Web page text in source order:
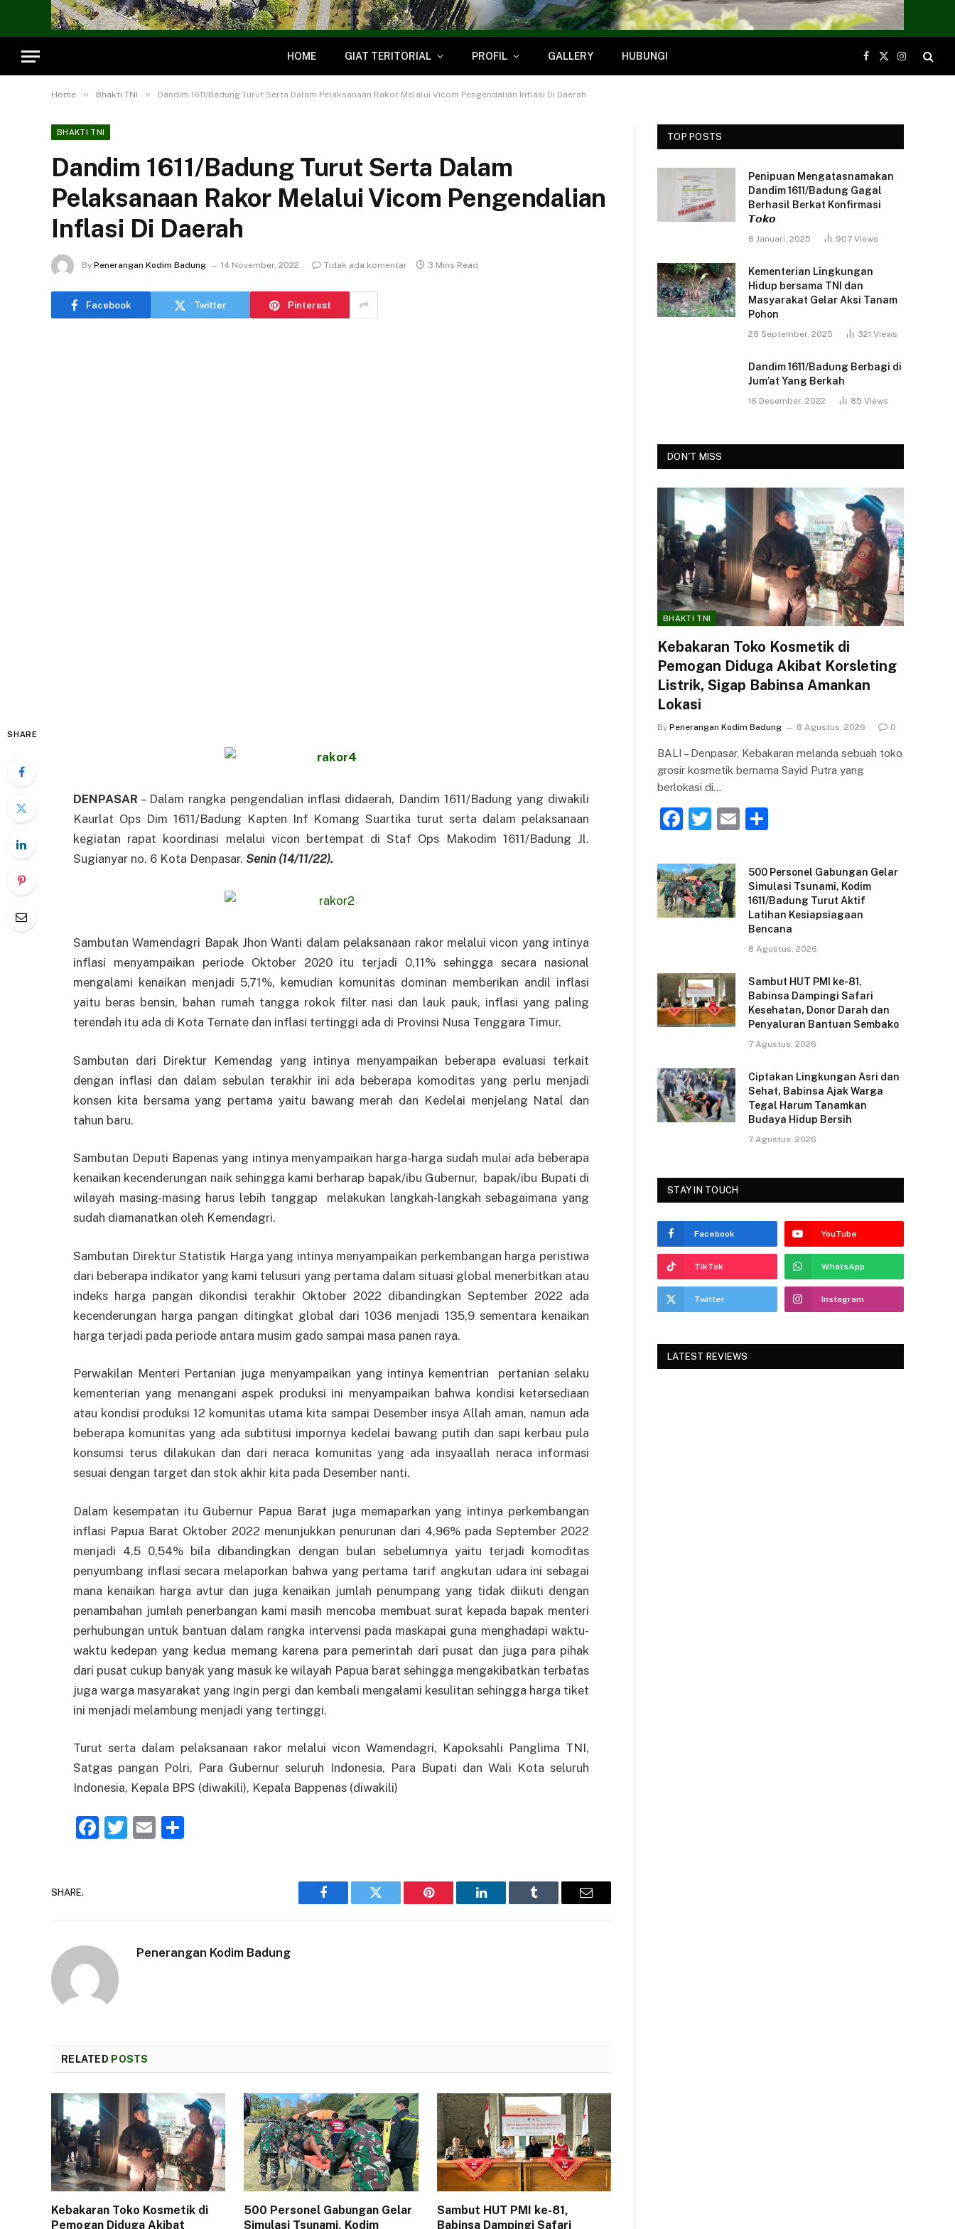
HOME GIAT TERITORIAL PROFIL GALLERY HUBUNGI
Facebook
X
(Twitter)
Instagram
Home » Bhakti TNI » Dandim 1611/Badung Turut Serta Dalam Pelaksanaan Rakor Melalui Vicom Pengendalian Inflasi Di Daerah
BHAKTI TNI
Dandim 1611/Badung Turut Serta Dalam
Pelaksanaan Rakor Melalui Vicom Pengendalian
Inflasi Di Daerah
By Penerangan Kodim Badung 14 November, 2022 Tidak ada komentar 3 Mins Read
Facebook Twitter Pinterest
SHARE
DENPASAR – Dalam rangka pengendalian inflasi didaerah, Dandim 1611/Badung yang diwakili
Kaurlat Ops Dim 1611/Badung Kapten Inf Komang Suartika turut serta dalam pelaksanaan
kegiatan rapat koordinasi melalui vicon bertempat di Staf Ops Makodim 1611/Badung Jl.
Sugianyar no. 6 Kota Denpasar. Senin (14/11/22).
Sambutan Wamendagri Bapak Jhon Wanti dalam pelaksanaan rakor melalui vicon yang intinya
inflasi menyampaikan periode Oktober 2020 itu terjadi 0,11% sehingga secara nasional
mengalami kenaikan menjadi 5,71%, kemudian komunitas dominan memberikan andil inflasi
yaitu beras bensin, bahan rumah tangga rokok filter nasi dan lauk pauk, inflasi yang paling
terendah itu ada di Kota Ternate dan inflasi tertinggi ada di Provinsi Nusa Tenggara Timur.
Sambutan dari Direktur Kemendag yang intinya menyampaikan beberapa evaluasi terkait
dengan inflasi dan dalam sebulan terakhir ini ada beberapa komoditas yang perlu menjadi
konsen kita bersama yang pertama yaitu bawang merah dan Kedelai menjelang Natal dan
tahun baru.
Sambutan Deputi Bapenas yang intinya menyampaikan harga-harga sudah mulai ada beberapa
kenaikan kecenderungan naik sehingga kami berharap bapak/ibu Gubernur, bapak/ibu Bupati di
wilayah masing-masing harus lebih tanggap melakukan langkah-langkah sebagaimana yang
sudah diamanatkan oleh Kemendagri.
Sambutan Direktur Statistik Harga yang intinya menyampaikan perkembangan harga peristiwa
dari beberapa indikator yang kami telusuri yang pertama dalam situasi global menerbitkan atau
indeks harga pangan dikondisi terakhir Oktober 2022 dibandingkan September 2022 ada
kecenderungan harga pangan ditingkat global dari 1036 menjadi 135,9 sementara kenaikan
harga terjadi pada periode antara musim gado sampai masa panen raya.
Perwakilan Menteri Pertanian juga menyampaikan yang intinya kementrian pertanian selaku
kementerian yang menangani aspek produksi ini menyampaikan bahwa kondisi ketersediaan
atau kondisi produksi 12 komunitas utama kita sampai Desember insya Allah aman, namun ada
beberapa komunitas yang ada subtitusi impornya kedelai bawang putih dan sapi kerbau pula
konsumsi terus dilakukan dan dari neraca komunitas yang ada insyaallah neraca informasi
sesuai dengan target dan stok akhir kita pada Desember nanti.
Dalam kesempatan itu Gubernur Papua Barat juga memaparkan yang intinya perkembangan
inflasi Papua Barat Oktober 2022 menunjukkan penurunan dari 4,96% pada September 2022
menjadi 4,5 0,54% bila dibandingkan dengan bulan sebelumnya yaitu terjadi komoditas
penyumbang inflasi secara melaporkan bahwa yang pertama tarif angkutan udara ini sebagai
mana kenaikan harga avtur dan juga kenaikan jumlah penumpang yang tidak diikuti dengan
penambahan jumlah penerbangan kami masih mencoba membuat surat kepada bapak menteri
perhubungan untuk bantuan dalam rangka intervensi pada maskapai guna menghadapi waktu-
waktu kedepan yang kedua memang karena para pemerintah dari pusat dan juga para pihak
dari pusat cukup banyak yang masuk ke wilayah Papua barat sehingga mengakibatkan terbatas
juga warga masyarakat yang ingin pergi dan kembali mengalami kesulitan sehingga harga tiket
ini menjadi melambung menjadi yang tertinggi.
Turut serta dalam pelaksanaan rakor melalui vicon Wamendagri, Kapoksahli Panglima TNI,
Satgas pangan Polri, Para Gubernur seluruh Indonesia, Para Bupati dan Wali Kota seluruh
Indonesia, Kepala BPS (diwakili), Kepala Bappenas (diwakili)
Facebook
Twitter
Email
SHARE.
Facebook Twitter Pinterest LinkedIn Tumblr Email
Penerangan Kodim Badung
RELATED POSTS
Kebakaran Toko Kosmetik di
Pemogan Diduga Akibat
500 Personel Gabungan Gelar
Simulasi Tsunami, Kodim
Sambut HUT PMI ke-81,
Babinsa Dampingi Safari
TOP POSTS
Penipuan Mengatasnamakan
Dandim 1611/Badung Gagal
Berhasil Berkat Konfirmasi
𝙏𝙤𝙠𝙤
8 Januari, 2025 907 Views
Kementerian Lingkungan
Hidup bersama TNI dan
Masyarakat Gelar Aksi Tanam
Pohon
28 September, 2025 321 Views
Dandim 1611/Badung Berbagi di
Jum’at Yang Berkah
16 Desember, 2022 85 Views
DON'T MISS
BHAKTI TNI
Kebakaran Toko Kosmetik di
Pemogan Diduga Akibat Korsleting
Listrik, Sigap Babinsa Amankan
Lokasi
By Penerangan Kodim Badung 8 Agustus, 2026 0
BALI – Denpasar, Kebakaran melanda sebuah toko
grosir kosmetik bernama Sayid Putra yang
berlokasi di…
F
c
e
b
k
T
itt
er
E
ai ar
e
500 Personel Gabungan Gelar
Simulasi Tsunami, Kodim
1611/Badung Turut Aktif
Latihan Kesiapsiagaan
Bencana
8 Agustus, 2026
Sambut HUT PMI ke-81,
Babinsa Dampingi Safari
Kesehatan, Donor Darah dan
Penyaluran Bantuan Sembako
7 Agustus, 2026
Ciptakan Lingkungan Asri dan
Sehat, Babinsa Ajak Warga
Tegal Harum Tanamkan
Budaya Hidup Bersih
7 Agustus, 2026
STAY IN TOUCH
Facebook YouTube
TikTok WhatsApp
Twitter Instagram
LATEST REVIEWS